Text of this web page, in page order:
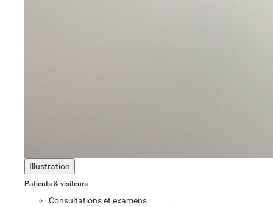
Illustration
Patients & visiteurs
Consultations et examens